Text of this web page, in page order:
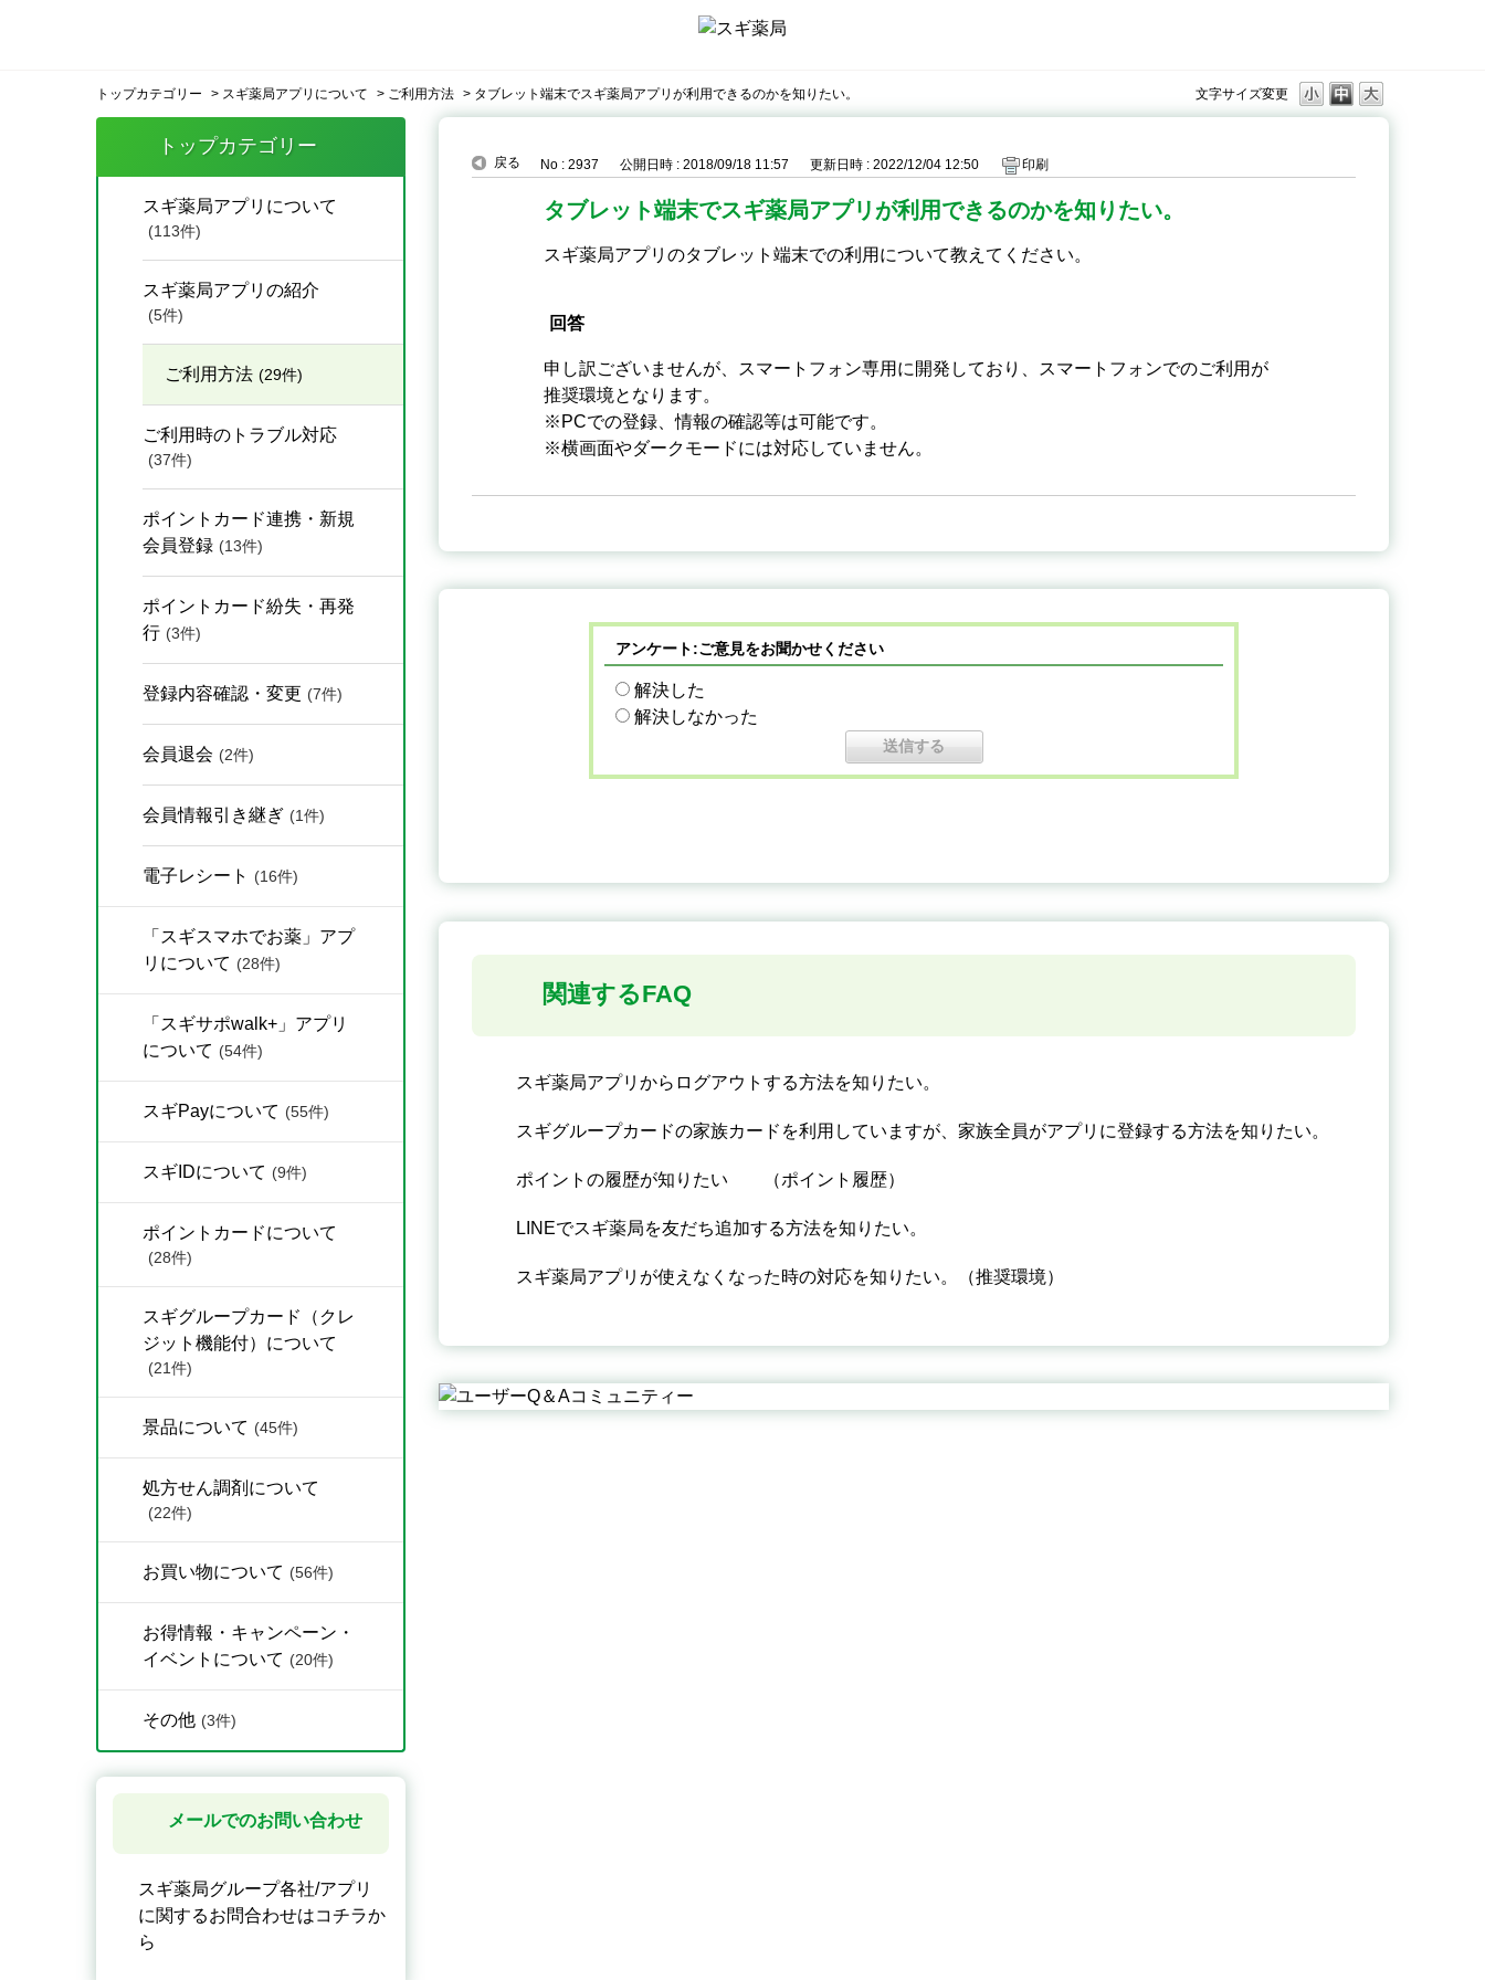
文字サイズ変更
トップカテゴリー > スギ薬局アプリについて > ご利用方法 > タブレット端末でスギ薬局アプリが利用できるのかを知りたい。
トップカテゴリー
スギ薬局アプリについて
(113件)
スギ薬局アプリの紹介
(5件)
ご利用方法 (29件)
ご利用時のトラブル対応
(37件)
ポイントカード連携・新規
会員登録 (13件)
ポイントカード紛失・再発
行 (3件)
登録内容確認・変更 (7件)
会員退会 (2件)
会員情報引き継ぎ (1件)
電子レシート (16件)
「スギスマホでお薬」アプ
リについて (28件)
「スギサポwalk+」アプリ
について (54件)
スギPayについて (55件)
スギIDについて (9件)
ポイントカードについて
(28件)
スギグループカード（クレ
ジット機能付）について
(21件)
景品について (45件)
処方せん調剤について
(22件)
お買い物について (56件)
お得情報・キャンペーン・
イベントについて (20件)
その他 (3件)
メールでのお問い合わせ
スギ薬局グループ各社/アプリ
に関するお問合わせはコチラか
ら
戻る No : 2937 公開日時 : 2018/09/18 11:57 更新日時 : 2022/12/04 12:50 印刷
タブレット端末でスギ薬局アプリが利用できるのかを知りたい。
スギ薬局アプリのタブレット端末での利用について教えてください。
回答
申し訳ございませんが、スマートフォン専用に開発しており、スマートフォンでのご利用が
推奨環境となります。
※PCでの登録、情報の確認等は可能です。
※横画面やダークモードには対応していません。
アンケート:ご意見をお聞かせください
解決した
解決しなかった
関連するFAQ
スギ薬局アプリからログアウトする方法を知りたい。
スギグループカードの家族カードを利用していますが、家族全員がアプリに登録する方法を知りたい。
ポイントの履歴が知りたい （ポイント履歴）
LINEでスギ薬局を友だち追加する方法を知りたい。
スギ薬局アプリが使えなくなった時の対応を知りたい。（推奨環境）